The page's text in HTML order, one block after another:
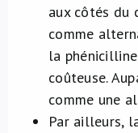
aux côtés du
comme
la
coûteuse.
comme une
Par ailleurs,